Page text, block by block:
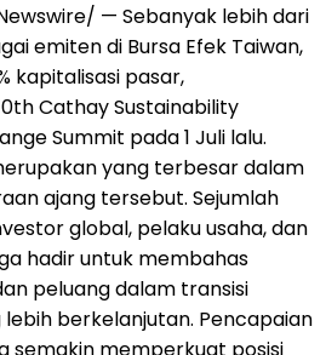
— Sebanyak lebih dari
emiten di Bursa Efek Taiwan,
kapitalisasi pasar,
Cathay Sustainability
Summit pada 1 Juli lalu.
yang terbesar dalam
ajang tersebut. Sejumlah
global, pelaku usaha, dan
hadir untuk membahas
peluang dalam transisi
berkelanjutan. Pencapaian
semakin memperkuat posisi